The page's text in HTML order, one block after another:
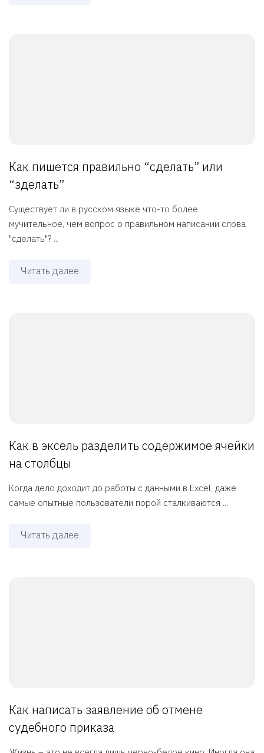
Как пишется правильно “сделать” или
“зделать”
Существует ли в русском языке что-то более
мучительное, чем вопрос о правильном написании слова
"сделать"? ...
Читать далее
Как в эксель разделить содержимое ячейки
на столбцы
Когда дело доходит до работы с данными в Excel, даже
самые опытные пользователи порой сталкиваются ...
Читать далее
Как написать заявление об отмене
судебного приказа